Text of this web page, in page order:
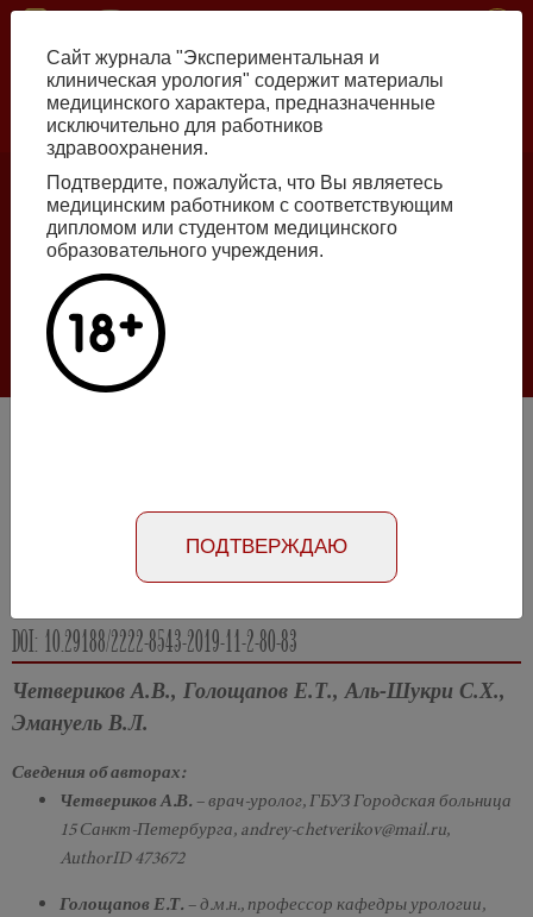
Перейти
основному
содержанию
Номер №2, 2026
Галлюцинации больших языковых моделей
в клинической урологии
Номер №2, 2019- стр. 80-83
Абстракт на русском языке
Абстракт на английском языке
DOI: 10.29188/2222-8543-2019-11-2-80-83
Четвериков А.В., Голощапов Е.Т., Аль-Шукри С.Х.,
Эмануель В.Л.
Сведения об авторах:
Четвериков А.В. – врач-уролог, ГБУЗ Городская больница
15 Санкт-Петербурга, andrey-сhetverikov@mail.ru,
AuthorID 473672
Голощапов Е.Т. – д.м.н., профессор кафедры урологии,
Сайт журнала "Экспериментальная и
клиническая урология" содержит материалы
медицинского характера, предназначенные
исключительно для работников
здравоохранения.
Подтвердите, пожалуйста, что Вы являетесь
медицинским работником с соответствующим
дипломом или студентом медицинского
образовательного учреждения.
ПОДТВЕРЖДАЮ